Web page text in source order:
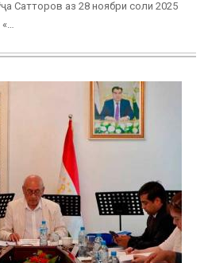
Сатторов аз 28 ноябри соли 2025